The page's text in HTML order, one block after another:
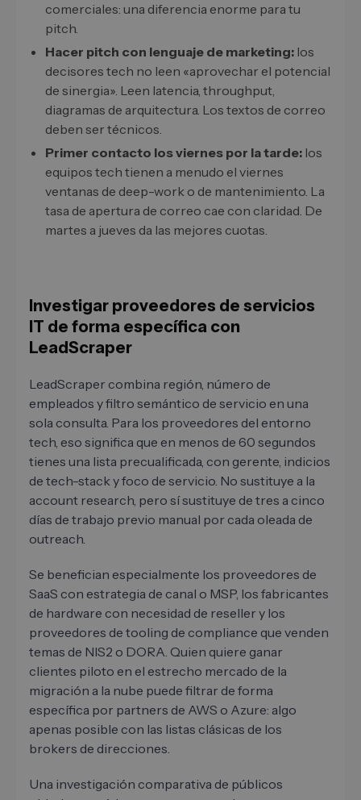
comerciales: una diferencia enorme para tu
pitch.
Hacer pitch con lenguaje de marketing: los
decisores tech no leen «aprovechar el potencial
de sinergia». Leen latencia, throughput,
diagramas de arquitectura. Los textos de correo
deben ser técnicos.
Primer contacto los viernes por la tarde: los
equipos tech tienen a menudo el viernes
ventanas de deep-work o de mantenimiento. La
tasa de apertura de correo cae con claridad. De
martes a jueves da las mejores cuotas.
Investigar proveedores de servicios
IT de forma específica con
LeadScraper
LeadScraper combina región, número de
empleados y filtro semántico de servicio en una
sola consulta. Para los proveedores del entorno
tech, eso significa que en menos de 60 segundos
tienes una lista precualificada, con gerente, indicios
de tech-stack y foco de servicio. No sustituye a la
account research, pero sí sustituye de tres a cinco
días de trabajo previo manual por cada oleada de
outreach.
Se benefician especialmente los proveedores de
SaaS con estrategia de canal o MSP, los fabricantes
de hardware con necesidad de reseller y los
proveedores de tooling de compliance que venden
temas de NIS2 o DORA. Quien quiere ganar
clientes piloto en el estrecho mercado de la
migración a la nube puede filtrar de forma
específica por partners de AWS o Azure: algo
apenas posible con las listas clásicas de los
brokers de direcciones.
Una investigación comparativa de públicos